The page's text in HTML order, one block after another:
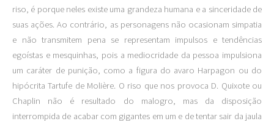
riso, é porque neles existe uma grandeza humana e a sinceridade de
suas ações. Ao contrário, as personagens não ocasionam simpatia
e não transmitem pena se representam impulsos e tendências
egoístas e mesquinhas, pois a mediocridade da pessoa impulsiona
um caráter de punição, como a figura do avaro Harpagon ou do
hipócrita Tartufe de Molière. O riso que nos provoca D. Quixote ou
Chaplin não é resultado do malogro, mas da disposição
interrompida de acabar com gigantes em um e de tentar sair da jaula